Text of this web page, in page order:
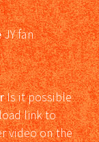
JY fan
Is it possible
link to
video on the